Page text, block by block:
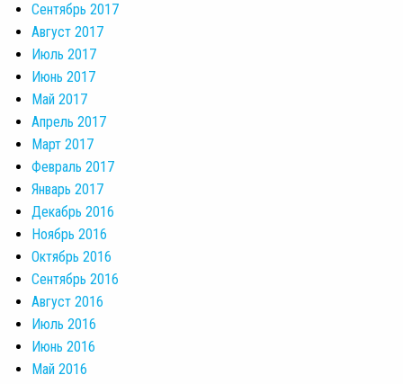
Сентябрь 2017
Август 2017
Июль 2017
Июнь 2017
Май 2017
Апрель 2017
Март 2017
Февраль 2017
Январь 2017
Декабрь 2016
Ноябрь 2016
Октябрь 2016
Сентябрь 2016
Август 2016
Июль 2016
Июнь 2016
Май 2016